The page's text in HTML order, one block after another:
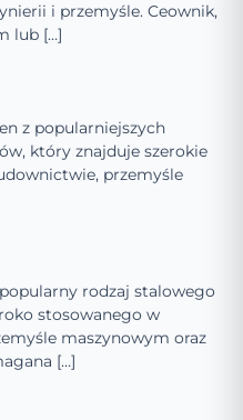
i przemyśle. Ceownik,
lub […]
z popularniejszych
który znajduje szerokie
przemyśle
rodzaj stalowego
stosowanego w
maszynowym oraz
[…]